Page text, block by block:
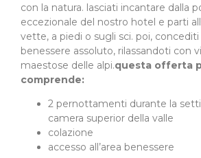
con la natura. lasciati incantare dalla
eccezionale del nostro hotel e parti
vette, a piedi o sugli sci. poi, concediti
benessere assoluto, rilassandoti con
maestose delle alpi.questa offerta
comprende:
2 pernottamenti durante la
camera superior della valle
colazione
accesso all’area benessere